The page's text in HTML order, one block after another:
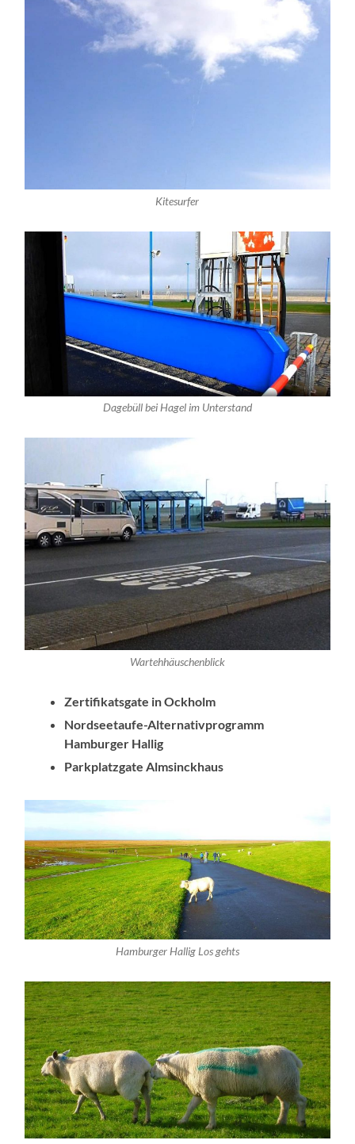
Kitesurfer
Dagebüll bei Hagel im Unterstand
Wartehhäuschenblick
Zertifikatsgate in Ockholm
Nordseetaufe-Alternativprogramm
Hamburger Hallig
Parkplatzgate Almsinckhaus
Hamburger Hallig Los gehts